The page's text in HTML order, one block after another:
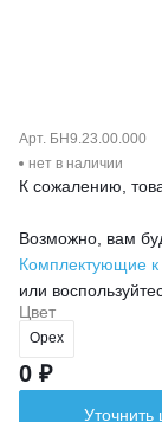
Арт. БН9.23.00.000
нет в наличии
К сожалению,
Возможно, вам
Комплектующие
или
Цвет
Орех
0 ₽
Уточнить